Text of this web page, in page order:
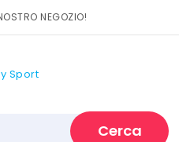
NEGOZIO!
Cerca